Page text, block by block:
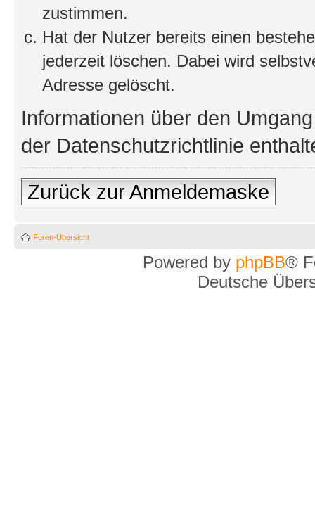
zustimmen.
Hat der Nutzer bereits einen
jederzeit löschen. Dabei wird
Adresse gelöscht.
Informationen über den
der Datenschutzrichtlinie
Zurück zur Anmeldemaske
Foren-Übersicht
Powered by phpBB®
Deutsche